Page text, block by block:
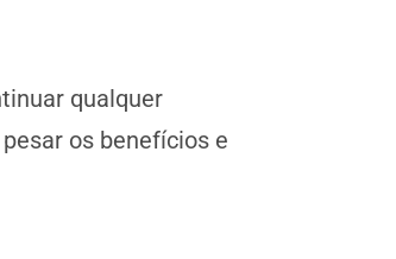
qualquer
os benefícios e